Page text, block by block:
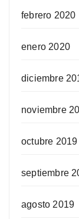
febrero 2020
enero 2020
diciembre
noviembre
octubre 2019
septiembre
agosto 2019